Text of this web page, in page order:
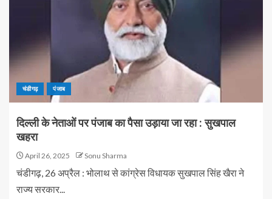
चंडीगढ़ पंजाब
दिल्ली के नेताओं पर पंजाब का पैसा उड़ाया जा रहा : सुखपाल
खहरा
April 26, 2025 Sonu Sharma
चंडीगढ़, 26 अप्रैल : भोलाथ से कांग्रेस विधायक सुखपाल सिंह खैरा ने
राज्य सरकार...